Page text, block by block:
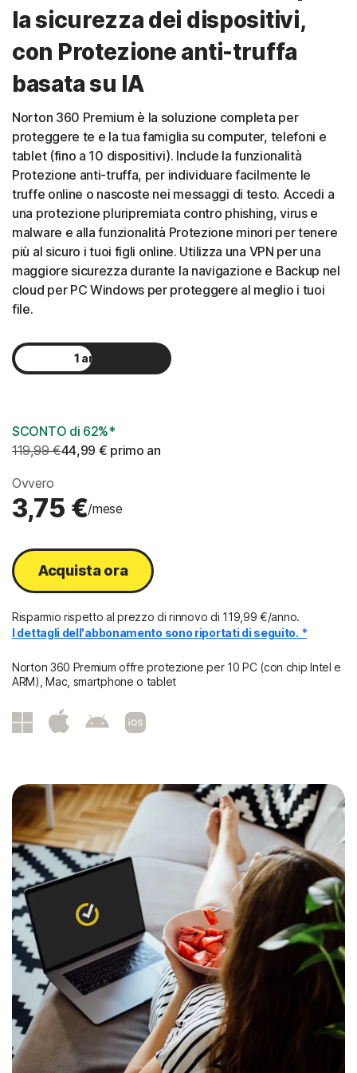
la sicurezza dei dispositivi,
con Protezione anti-truffa
basata su IA
Norton 360 Premium è la soluzione completa per
proteggere te e la tua famiglia su computer, telefoni e
tablet (fino a 10 dispositivi). Include la funzionalità
Protezione anti-truffa, per individuare facilmente le
truffe online o nascoste nei messaggi di testo. Accedi a
una protezione pluripremiata contro phishing, virus e
malware e alla funzionalità Protezione minori per tenere
più al sicuro i tuoi figli online. Utilizza una VPN per una
maggiore sicurezza durante la navigazione e Backup nel
cloud per PC Windows per proteggere al meglio i tuoi
file.
1 anno
SCONTO di 62%*
119,99 €44,99 € primo an
Ovvero
3,75 €/mese
Acquista ora
Risparmio rispetto al prezzo di rinnovo di 119,99 €/anno.
I dettagli dell'abbonamento sono riportati di seguito. *
Norton 360 Premium offre protezione per 10 PC (con chip Intel e
ARM), Mac, smartphone o tablet